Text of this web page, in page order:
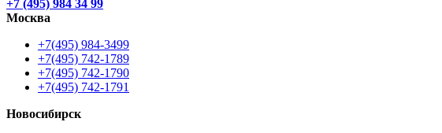
+7 (495) 984 34 99
Москва
+7(495) 984-3499
+7(495) 742-1789
+7(495) 742-1790
+7(495) 742-1791
Новосибирск